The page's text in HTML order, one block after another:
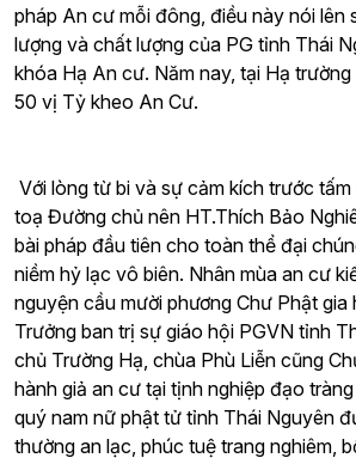
pháp An cư mỗi đông, điều này nói lên
lượng và chất lượng của PG tỉnh Thái
khóa Hạ An cư. Năm nay, tại Hạ
50 vị Tỷ kheo An Cư.
Với lòng từ bi và sự cảm kích trước
toạ Đường chủ nên HT.Thích Bảo
bài pháp đầu tiên cho toàn thể đại
niềm hỷ lạc vô biên. Nhân mùa an cư
nguyện cầu mười phương Chư Phật
Trưởng ban trị sự giáo hội PGVN tỉnh
chủ Trường Hạ, chùa Phù Liễn cũng
hành giả an cư tại tịnh nghiệp đạo
quý nam nữ phật tử tỉnh Thái Nguyên
thường an lạc, phúc tuệ trang nghiêm,